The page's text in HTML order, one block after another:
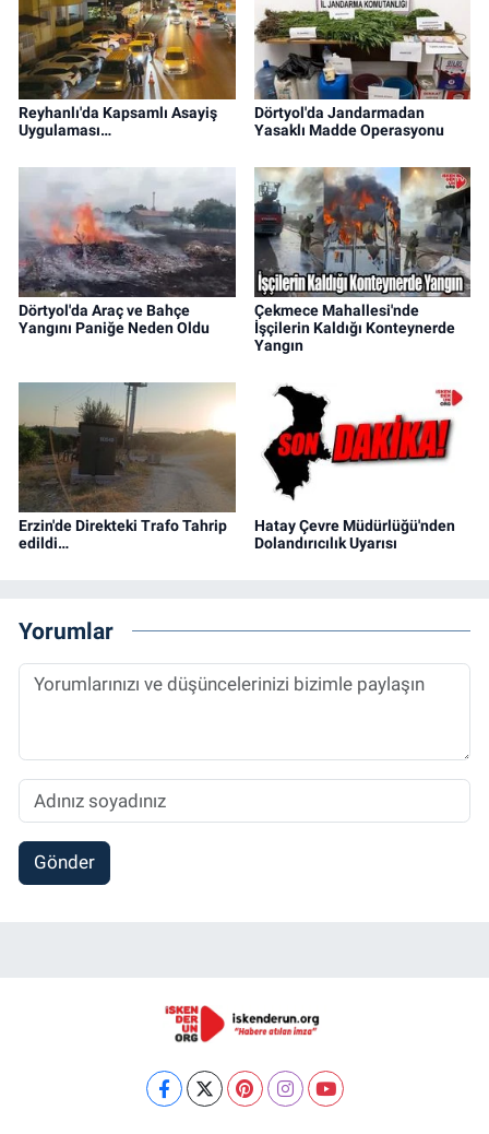
Reyhanlı'da Kapsamlı Asayiş
Uygulaması…
Dörtyol'da Jandarmadan
Yasaklı Madde Operasyonu
Dörtyol'da Araç ve Bahçe
Yangını Paniğe Neden Oldu
Çekmece Mahallesi'nde
İşçilerin Kaldığı Konteynerde
Yangın
Erzin'de Direkteki Trafo Tahrip
edildi…
Hatay Çevre Müdürlüğü'nden
Dolandırıcılık Uyarısı
Yorumlar
Gönder